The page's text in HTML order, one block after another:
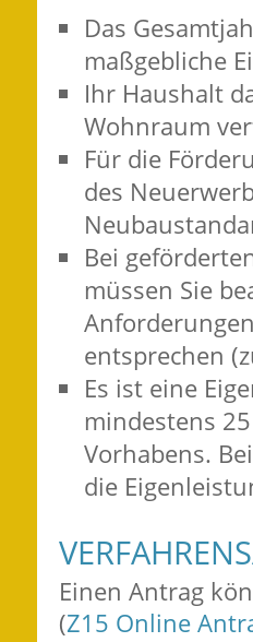
Das
maßgebliche
Ihr Haushalt
Wohnraum
Für die
des
Bei
müssen Sie
entsprechen
Es ist eine
mindestens
Vorhabens.
die
Einen Antrag
(Z15 Online